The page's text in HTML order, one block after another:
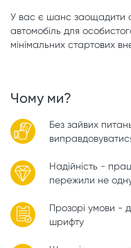
У вас є шанс заощадити
автомобіль для
мінімальних стартових
Чому ми?
Без зайвих
Надійність -
пережили не
Прозорі умови -
шрифту